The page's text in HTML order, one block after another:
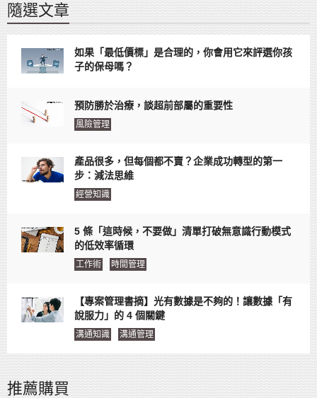
隨選文章
如果「最低價標」是合理的，你會用它來評選你孩
子的保母嗎？
預防勝於治療，談超前部屬的重要性
風險管理
產品很多，但每個都不賣？企業成功轉型的第一
步：減法思維
經營知識
5 條「這時候，不要做」清單打破無意識行動模式
的低效率循環
工作術 時間管理
【專案管理書摘】光有數據是不夠的！讓數據「有
說服力」的 4 個關鍵
溝通知識 溝通管理
推薦購買